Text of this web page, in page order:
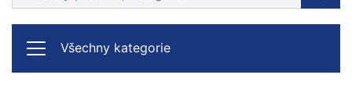
Všechny kategorie